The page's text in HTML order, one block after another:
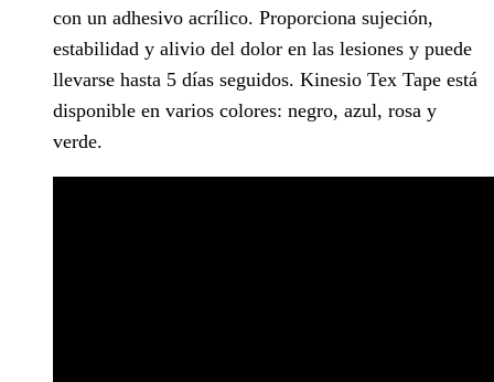
con un adhesivo acrílico. Proporciona sujeción,
estabilidad y alivio del dolor en las lesiones y puede
llevarse hasta 5 días seguidos. Kinesio Tex Tape está
disponible en varios colores: negro, azul, rosa y
verde.